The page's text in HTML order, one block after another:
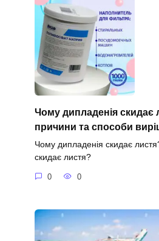
Чому дипладенія скидає
причини та способи
Чому дипладенія скидає
скидає листя?
0 0